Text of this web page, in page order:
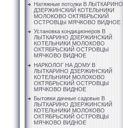
Натяжные потолки В ЛЫТКАРИНО
ДЗЕРЖИНСКИЙ КОТЕЛЬНИКИ
МОЛОКОВО ОКТЯБРЬСКИЙ
ОСТРОВЦЫ МЯЧКОВО ВИДНОЕ
Установка кондиционеров В
ЛЫТКАРИНО ДЗЕРЖИНСКИЙ
КОТЕЛЬНИКИ МОЛОКОВО
ОКТЯБРЬСКИЙ ОСТРОВЦЫ
МЯЧКОВО ВИДНОЕ
НАРКОЛОГ НА ДОМУ В
ЛЫТКАРИНО ДЗЕРЖИНСКИЙ
КОТЕЛЬНИКИ МОЛОКОВО
ОКТЯБРЬСКИЙ ОСТРОВЦЫ
МЯЧКОВО ВИДНОЕ
Бытовки дачные садовые В
ЛЫТКАРИНО ДЗЕРЖИНСКИЙ
КОТЕЛЬНИКИ МОЛОКОВО
ОКТЯБРЬСКИЙ ОСТРОВЦЫ
МЯЧКОВО ВИДНОЕ